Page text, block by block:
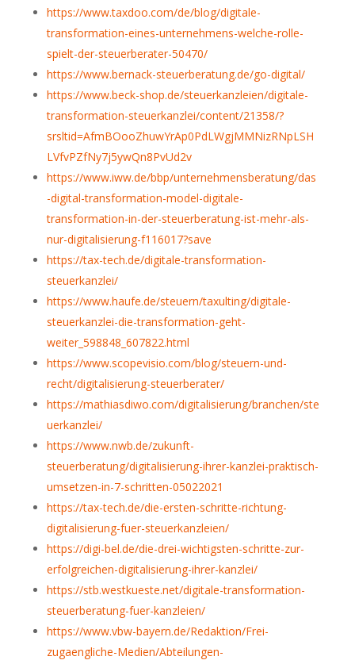
https://www.taxdoo.com/de/blog/digitale-
transformation-eines-unternehmens-welche-rolle-
spielt-der-steuerberater-50470/
https://www.bernack-steuerberatung.de/go-digital/
https://www.beck-shop.de/steuerkanzleien/digitale-
transformation-steuerkanzlei/content/21358/?
srsltid=AfmBOooZhuwYrAp0PdLWgjMMNizRNpLSH
LVfvPZfNy7j5ywQn8PvUd2v
https://www.iww.de/bbp/unternehmensberatung/das
-digital-transformation-model-digitale-
transformation-in-der-steuerberatung-ist-mehr-als-
nur-digitalisierung-f116017?save
https://tax-tech.de/digitale-transformation-
steuerkanzlei/
https://www.haufe.de/steuern/taxulting/digitale-
steuerkanzlei-die-transformation-geht-
weiter_598848_607822.html
https://www.scopevisio.com/blog/steuern-und-
recht/digitalisierung-steuerberater/
https://mathiasdiwo.com/digitalisierung/branchen/ste
uerkanzlei/
https://www.nwb.de/zukunft-
steuerberatung/digitalisierung-ihrer-kanzlei-praktisch-
umsetzen-in-7-schritten-05022021
https://tax-tech.de/die-ersten-schritte-richtung-
digitalisierung-fuer-steuerkanzleien/
https://digi-bel.de/die-drei-wichtigsten-schritte-zur-
erfolgreichen-digitalisierung-ihrer-kanzlei/
https://stb.westkueste.net/digitale-transformation-
steuerberatung-fuer-kanzleien/
https://www.vbw-bayern.de/Redaktion/Frei-
zugaengliche-Medien/Abteilungen-